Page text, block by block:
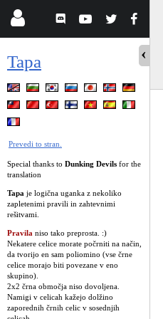
Tapa
Prevedi to stran.
Special thanks to Dunking Devils for the
translation
Tapa je logična uganka z nekoliko
zapletenimi pravili in zahtevnimi
rešitvami.
Pravila niso tako preprosta. :)
Nekatere celice morate počrniti na način,
da tvorijo en sam poliomino (vse črne
celice morajo biti povezane v eno
skupino).
2x2 črna območja niso dovoljena.
Namigi v celicah kažejo dolžino
zaporednih črnih celic v sosednjih